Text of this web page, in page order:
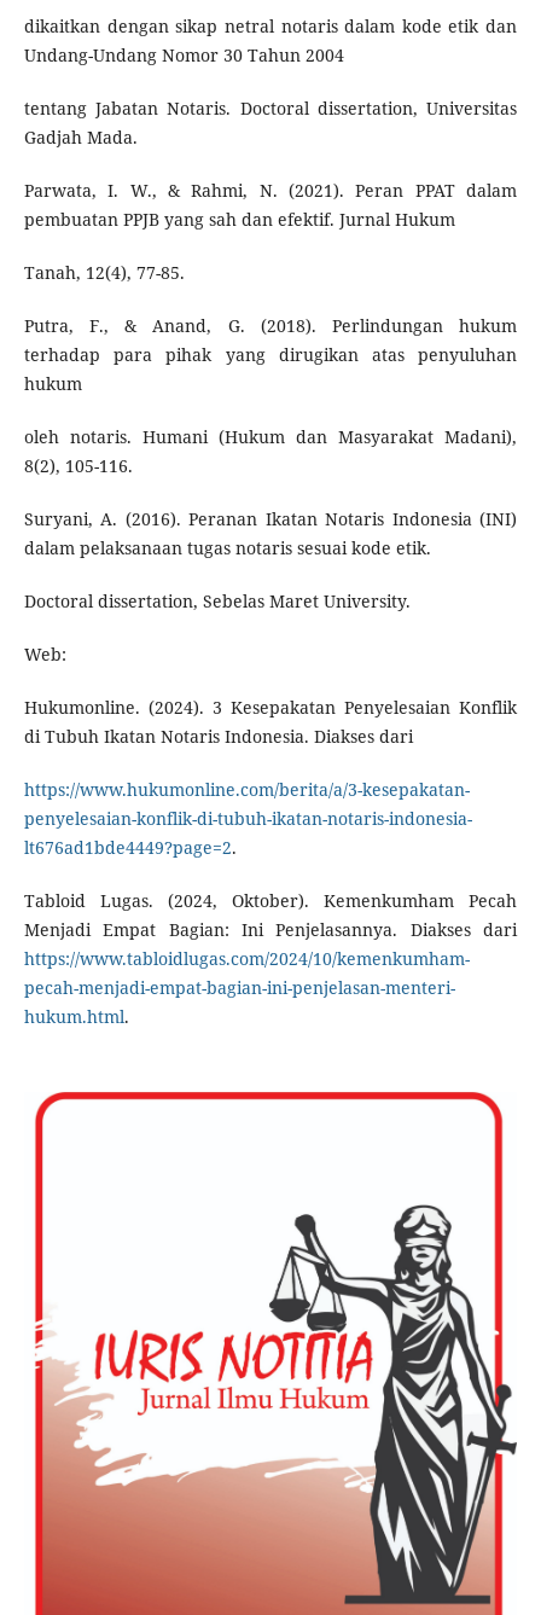
dikaitkan dengan sikap netral notaris dalam kode etik dan
Undang-Undang Nomor 30 Tahun 2004
tentang Jabatan Notaris. Doctoral dissertation, Universitas
Gadjah Mada.
Parwata, I. W., & Rahmi, N. (2021). Peran PPAT dalam
pembuatan PPJB yang sah dan efektif. Jurnal Hukum
Tanah, 12(4), 77-85.
Putra, F., & Anand, G. (2018). Perlindungan hukum
terhadap para pihak yang dirugikan atas penyuluhan
hukum
oleh notaris. Humani (Hukum dan Masyarakat Madani),
8(2), 105-116.
Suryani, A. (2016). Peranan Ikatan Notaris Indonesia (INI)
dalam pelaksanaan tugas notaris sesuai kode etik.
Doctoral dissertation, Sebelas Maret University.
Web:
Hukumonline. (2024). 3 Kesepakatan Penyelesaian Konflik
di Tubuh Ikatan Notaris Indonesia. Diakses dari
https://www.hukumonline.com/berita/a/3-kesepakatan-
penyelesaian-konflik-di-tubuh-ikatan-notaris-indonesia-
lt676ad1bde4449?page=2.
Tabloid Lugas. (2024, Oktober). Kemenkumham Pecah
Menjadi Empat Bagian: Ini Penjelasannya. Diakses dari
https://www.tabloidlugas.com/2024/10/kemenkumham-
pecah-menjadi-empat-bagian-ini-penjelasan-menteri-
hukum.html.